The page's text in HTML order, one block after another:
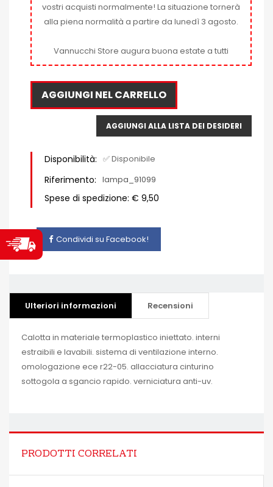
vostri acquisti normalmente! La situazione tornerà
alla piena normalità a partire da lunedì 3 agosto.
Vannucchi Store augura buona estate a tutti
AGGIUNGI NEL CARRELLO
AGGIUNGI ALLA LISTA DEI DESIDERI
Disponibilità: ✅ Disponibile
Riferimento: lampa_91099
Spese di spedizione: € 9,50
Condividi su Facebook!
Ulteriori informazioni Recensioni
Calotta in materiale termoplastico iniettato. interni
estraibili e lavabili. sistema di ventilazione interno.
omologazione ece r22-05. allacciatura cinturino
sottogola a sgancio rapido. verniciatura anti-uv.
PRODOTTI CORRELATI